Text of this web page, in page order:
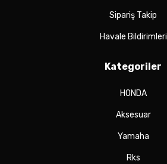
Sipariş Takip
Havale Bildirimleri
Kategoriler
HONDA
Aksesuar
Yamaha
Rks